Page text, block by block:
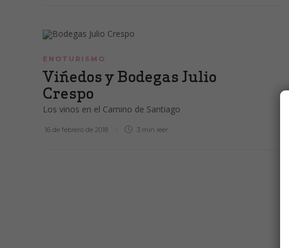
ENOTURISMO
Viñedos y Bodegas Julio
Crespo
Los vinos en el Camino de Santiago
16 de febrero de 2018 3 min leer